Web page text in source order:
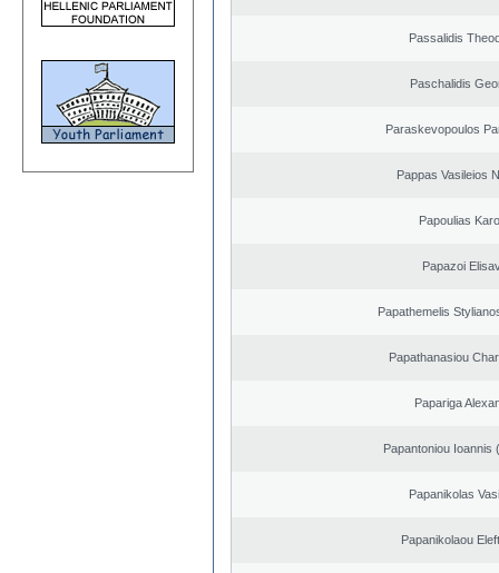
Passalidis
Paschalidis
Paraskevopoulos
Pappas Vasileios
Papoulias
Papazoi
Papathemelis
Papathanasiou
Papariga
Papantoniou Ioannis
Papanikolas
Papanikolaou